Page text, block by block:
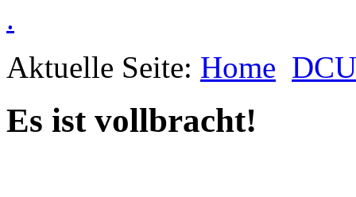
.
Aktuelle Seite: Home
Es ist vollbracht!